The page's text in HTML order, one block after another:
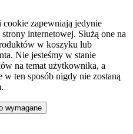
zapewniają jedynie
internetowej. Służą one na
w koszyku lub
Nie jesteśmy w stanie
na temat użytkownika, a
w ten sposób nigdy nie zostaną
wymagane